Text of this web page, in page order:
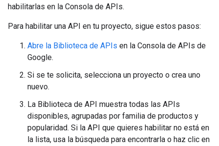
habilitarlas en la Consola de APIs.
Para habilitar una API en tu proyecto, sigue estos pasos:
Abre la Biblioteca de APIs en la Consola de APIs de
Google.
Si se te solicita, selecciona un proyecto o crea uno
nuevo.
La Biblioteca de API muestra todas las APIs
disponibles, agrupadas por familia de productos y
popularidad. Si la API que quieres habilitar no está en
la lista, usa la búsqueda para encontrarla o haz clic en